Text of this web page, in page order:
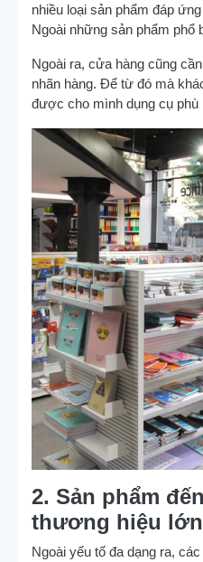
nhiều loại sản phẩm đáp
Ngoài những sản phẩm phổ
Ngoài ra, cửa hàng cũng
nhãn hàng. Để từ đó mà
được cho mình dụng cụ
2. Sản phẩm
thương hiệu
Ngoài yếu tố đa dạng ra,